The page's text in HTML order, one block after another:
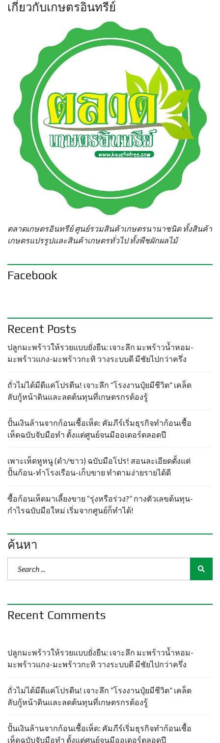
เกี่ยวกับเกษตรอินทรีย์
ตลาดเกษตรอินทรีย์ ศูนย์รวมสินค้าเกษตรนานาชนิด ทั้งสินค้า
เกษตรแปรรูปและสินค้าเกษตรทั่วไป ทั้งพืชผักผลไม้
Facebook
Recent Posts
ปลูกมะพร้าวให้รวยแบบยั่งยืน: เจาะลึก มะพร้าวน้ำหอม-
มะพร้าวแกง-มะพร้าวกะทิ วางระบบดี มีชัยไปกว่าครึ่ง
ถั่วไม่ได้มีดีแค่โปรตีน! เจาะลึก “โรงงานปุ๋ยมีชีวิต” เคล็ด
ลับกู้หน้าดินและลดต้นทุนที่เกษตรกรต้องรู้
ปั้นเงินล้านจากก้อนเชื้อเห็ด: คัมภีร์เริ่มธุรกิจทำก้อนเชื้อ
เห็ดฉบับจับมือทำ ตั้งแต่ศูนย์จนมีออเดอร์ตลอดปี
เพาะเห็ดหูหนู (ดำ/ขาว) ฉบับมือโปร! สอนละเอียดตั้งแต่
ปั้นก้อน-ทำโรงเรือน-เก็บขาย ทำตามง่ายรายได้ดี
ซื้อก้อนเห็ดมาเลี้ยงขาย “รุ่งหรือร่วง?” กางตัวเลขต้นทุน-
กำไรฉบับมือใหม่ เริ่มจากศูนย์ก็ทำได้!
ค้นหา
Recent Comments
ปลูกมะพร้าวให้รวยแบบยั่งยืน: เจาะลึก มะพร้าวน้ำหอม-
มะพร้าวแกง-มะพร้าวกะทิ วางระบบดี มีชัยไปกว่าครึ่ง
ถั่วไม่ได้มีดีแค่โปรตีน! เจาะลึก “โรงงานปุ๋ยมีชีวิต” เคล็ด
ลับกู้หน้าดินและลดต้นทุนที่เกษตรกรต้องรู้
ปั้นเงินล้านจากก้อนเชื้อเห็ด: คัมภีร์เริ่มธุรกิจทำก้อนเชื้อ
เห็ดฉบับจับมือทำ ตั้งแต่ศูนย์จนมีออเดอร์ตลอดปี